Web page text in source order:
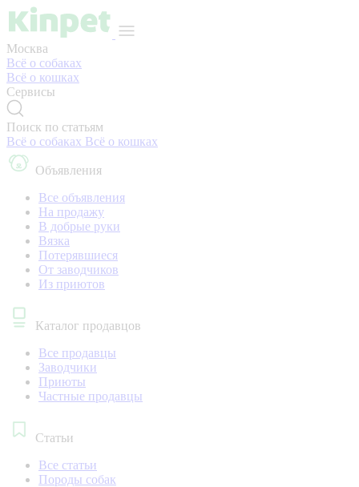
Москва
Всё о собаках
Всё о кошках
Сервисы
Поиск по статьям
Всё о собаках Всё о кошках
Объявления
Все объявления
На продажу
В добрые руки
Вязка
Потерявшиеся
От заводчиков
Из приютов
Каталог продавцов
Все продавцы
Заводчики
Приюты
Частные продавцы
Статьи
Все статьи
Породы собак